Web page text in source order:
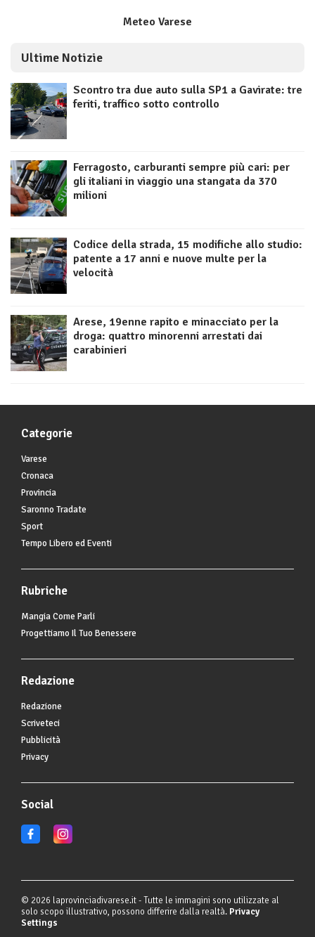
Meteo Varese
Ultime Notizie
Scontro tra due auto sulla SP1 a Gavirate: tre
feriti, traffico sotto controllo
Ferragosto, carburanti sempre più cari: per
gli italiani in viaggio una stangata da 370
milioni
Codice della strada, 15 modifiche allo studio:
patente a 17 anni e nuove multe per la
velocità
Arese, 19enne rapito e minacciato per la
droga: quattro minorenni arrestati dai
carabinieri
Categorie
Varese
Cronaca
Provincia
Saronno Tradate
Sport
Tempo Libero ed Eventi
Rubriche
Mangia Come Parli
Progettiamo Il Tuo Benessere
Redazione
Redazione
Scriveteci
Pubblicità
Privacy
Social
© 2026 laprovinciadivarese.it - Tutte le immagini sono utilizzate al
solo scopo illustrativo, possono differire dalla realtà. Privacy
Settings